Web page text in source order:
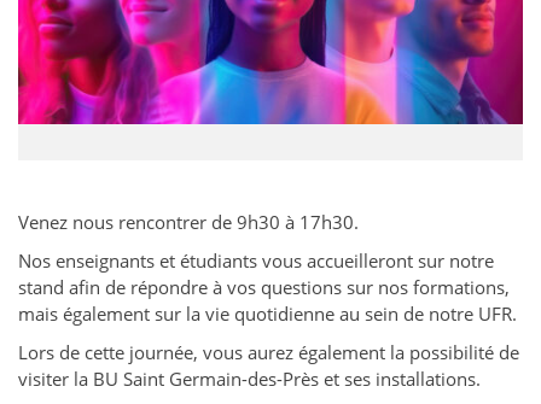
Venez nous rencontrer de 9h30 à 17h30.
Nos enseignants et étudiants vous accueilleront sur notre
stand afin de répondre à vos questions sur nos formations,
mais également sur la vie quotidienne au sein de notre UFR.
Lors de cette journée, vous aurez également la possibilité de
visiter la BU Saint Germain-des-Près et ses installations.